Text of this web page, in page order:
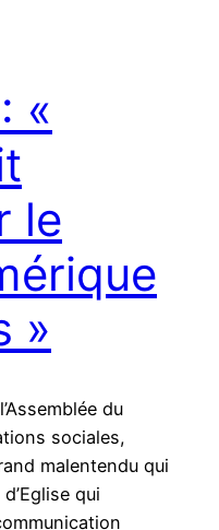
«
le
»
du
sociales,
malentendu qui
qui